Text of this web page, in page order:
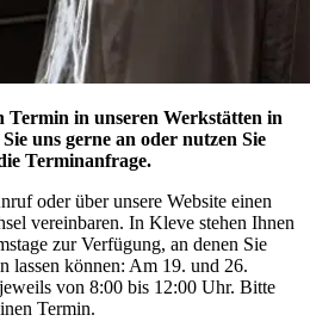
Termin in unseren Werkstätten in
uns gerne an oder nutzen Sie
Terminanfrage.
oder über unsere Website einen
vereinbaren. In Kleve stehen Ihnen
zur Verfügung, an denen Sie
lassen können: Am 19. und 26.
von 8:00 bis 12:00 Uhr. Bitte
Termin.